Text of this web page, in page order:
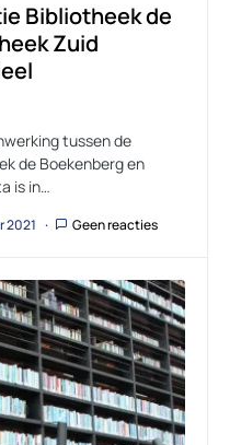
Bibliotheek de
Zuid
tussen de
de Boekenberg en
is in…
2021 Geen reacties